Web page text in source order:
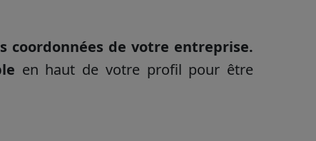
coordonnées de votre entreprise.
en haut de votre profil pour être